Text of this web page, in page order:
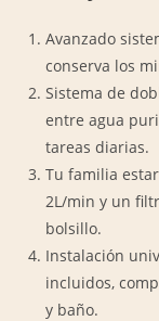
Avanzado
conserva los
Sistema de
entre agua
tareas diarias.
Tu familia
2L/min y un
bolsillo.
Instalación
incluidos,
y baño.